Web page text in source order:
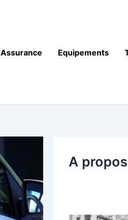
Assurance Equipements
A propos